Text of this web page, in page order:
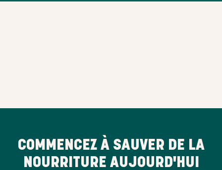
COMMENCEZ À SAUVER DE LA
NOURRITURE AUJOURD'HUI